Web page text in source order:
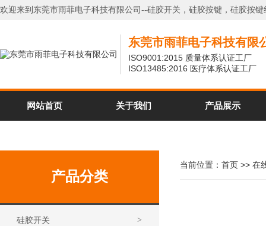
欢迎来到东莞市雨菲电子科技有限公司--硅胶开关，硅胶按键，硅胶按
东莞市雨菲电子科技有限
ISO9001:2015 质量体系认证工厂
ISO13485:2016 医疗体系认证工厂
网站首页 关于我们 产品展示
产品分类
硅胶开关 >
当前位置： 首页 >> 在